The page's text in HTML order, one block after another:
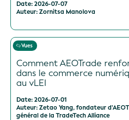
Date: 2026-07-07
Auteur: Zornitsa Manolova
Vues
Comment AEOTrade
dans le commerce
au vLEI
Date: 2026-07-01
Auteur: Zetao Yang, fondateur
général de la TradeTech Alliance